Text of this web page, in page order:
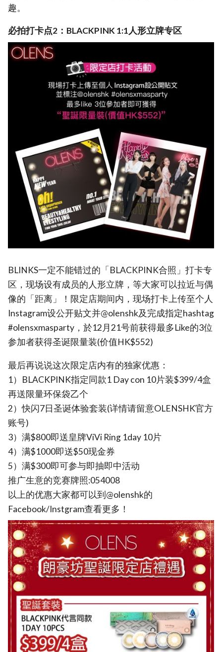
趣。
必拍打卡点2：BLACKPINK 1:1人形立牌专区
BLINKS一定不能错过的「BLACKPINK合照」打卡专
区，现场设有成员的人形立牌，等大家可以拉近与偶
像的「距离」！限定店期间内，现场打卡上传至个人
Instagram设公开贴文并@olenshk及完成指定hashtag
#olensxmasparty，於12月21号前获得最多Like的3位
参加者获得圣诞限量装(价值HK$552)
最后再说说这次限定店内有的独家优惠：
1）BLACKPINK指定同款1 Day con 10片装$399/4盒
再送限量环保袋乙个
2）快闪7日圣诞体验套装(详情请留意OLENSHK官方
账号)
3）满$800即送皇牌ViVi Ring 1day 10片
4）满$1000即送$50现金券
5）满$300即可参与即抽即中活动
推广生意的竞赛牌照:054008
以上的优惠大家都可以到@olenshk的
Facebook/Instgram查看更多！